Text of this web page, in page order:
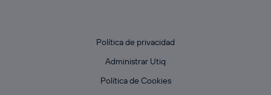
Política de privacidad
Administrar Utiq
Política de Cookies